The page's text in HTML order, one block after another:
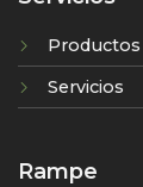
Productos
Servicios
Rampe